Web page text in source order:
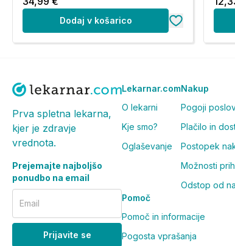
Vitamin B1
Vitamin B7
2,6 μg
*Priporočen dnevni vnos
**Priporočen dnevni vnos ni določen
Sestavine:
Voda, agavin sirup, glicerin (sredstvo za
izvleček korenja (Daucus carota), izvleček
scolymus), izvleček navadne kislice (Rumex
Dodaj v košarico
Prva spletna lekarna,
kjer je zdravje
vrednota.
Prejemajte najboljšo
ponudbo na email
Email
Prijavite se
Lekarnar.com
O lekarni
Kje smo?
Oglaševanje
Nakup
Pogoji
Plačilo in
Postopek
Možnosti
Odstop od
Pomoč
Pomoč in informacije
Pogosta vprašanja